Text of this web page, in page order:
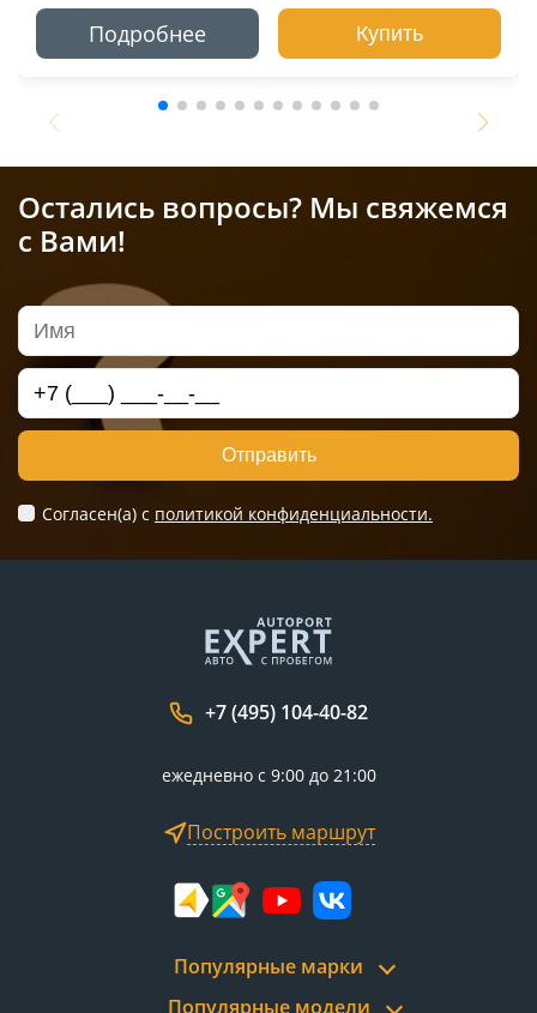
Подробнее Купить
Остались вопросы? Мы свяжемся
с Вами!
Отправить
Согласен(а) c политикой конфиденциальности.
+7 (495) 104-40-82
ежедневно с 9:00 до 21:00
Построить маршрут
Популярные марки
Популярные модели